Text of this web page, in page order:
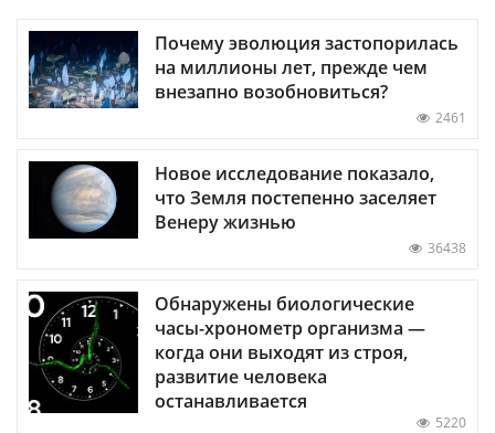
Почему эволюция застопорилась
на миллионы лет, прежде чем
внезапно возобновиться?
2461
Новое исследование показало,
что Земля постепенно заселяет
Венеру жизнью
36438
Обнаружены биологические
часы-хронометр организма —
когда они выходят из строя,
развитие человека
останавливается
5220